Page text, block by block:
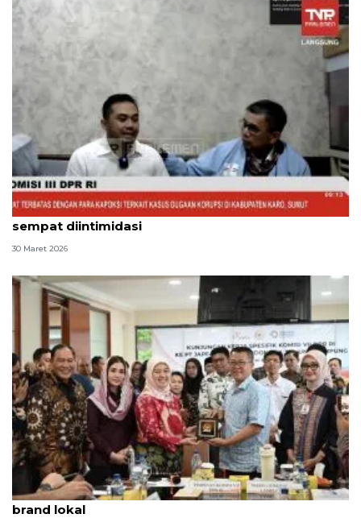
Videografer Amsal mengadu ke Komisi III DPR
sempat diintimidasi
30 Maret 2026
DPR dorong "dupe culture" jadi peluang penguatan
brand lokal